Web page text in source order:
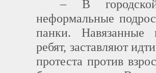
– В
неформальные
панки. Навязанные
ребят, заставляют
протеста против